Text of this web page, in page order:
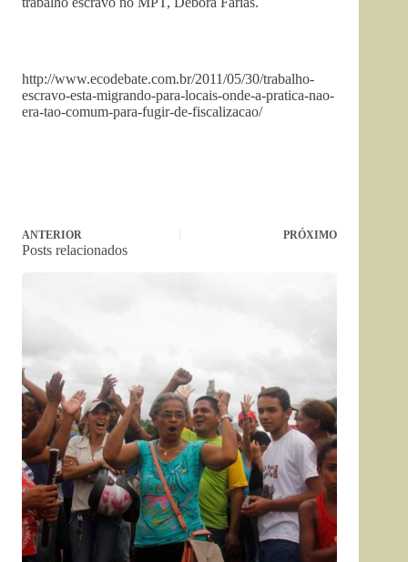
http://www.ecodebate.com.br/2011/05/30/trabalho-
escravo-esta-migrando-para-locais-onde-a-pratica-nao-
era-tao-comum-para-fugir-de-fiscalizacao/
ANTERIOR PRÓXIMO
Posts relacionados